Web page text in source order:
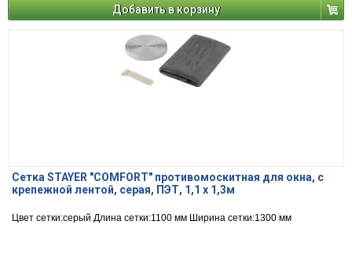
Добавить в корзину
Сетка STAYER "COMFORT" противомоскитная для окна, с
крепежной лентой, серая, ПЭТ, 1,1 х 1,3м
Цвет сетки:серый Длина сетки:1100 мм Ширина сетки:1300 мм